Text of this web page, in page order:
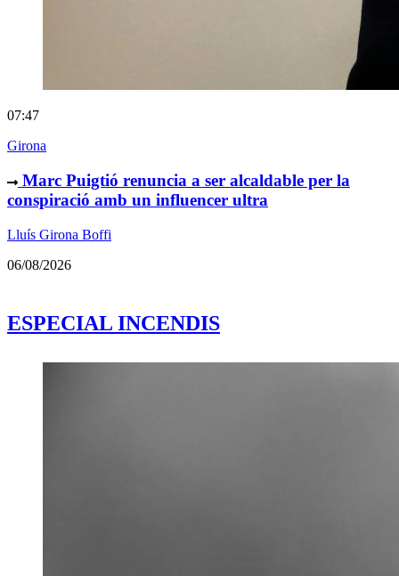
07:47
Girona
Marc Puigtió renuncia a ser alcaldable per la
conspiració amb un influencer ultra
Lluís Girona Boffi
06/08/2026
ESPECIAL INCENDIS